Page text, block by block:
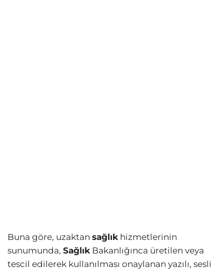
Buna göre, uzaktan sağlık hizmetlerinin
sunumunda, Sağlık Bakanlığınca üretilen veya
tescil edilerek kullanılması onaylanan yazılı, sesli